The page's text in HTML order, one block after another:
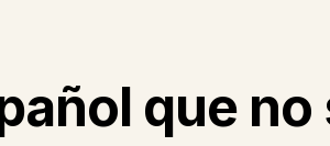
que no